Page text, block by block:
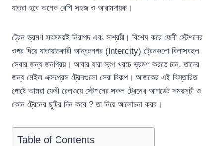
যাত্রা হবে অনেক বেশি সহজ ও আরামদায়ক।
ট্রেন ভ্রমণ সবসময়ই নিরাপদ এবং সাশ্রয়ী। বিশেষ করে ফেনী স্টেশনের
ওপর দিয়ে যাতায়াতকারী আন্তঃনগর (Intercity) ট্রেনগুলো বিলাসবহুল
সেবার জন্য জনপ্রিয়। আবার যারা স্বল্প খরচে ভ্রমণ করতে চান, তাদের
জন্য মেইল এক্সপ্রেস ট্রেনগুলো সেরা বিকল্প। আজকের এই বিস্তারিত
পোষ্টে আমরা ফেনী রেলওয়ে স্টেশনের সকল ট্রেনের আপডেট সময়সূচী ও
কোন ট্রেনের ছুটির দিন কবে ? তা নিয়ে আলোচনা করব।
Table of Contents